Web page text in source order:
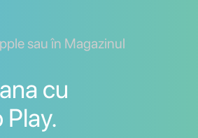
sau în Magazinul
cu